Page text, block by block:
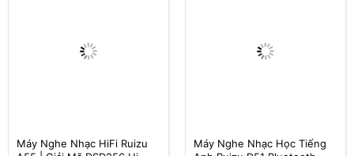
Máy Nghe Nhạc HiFi Ruizu
Máy Nghe Nhạc Học Tiếng